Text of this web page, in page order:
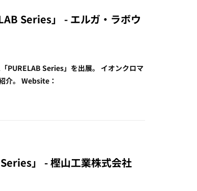
Series」 - エルガ・ラボウ
PURELAB Series」を出展。 イオンクロマ
介。 Website：
」 - 樫山工業株式会社